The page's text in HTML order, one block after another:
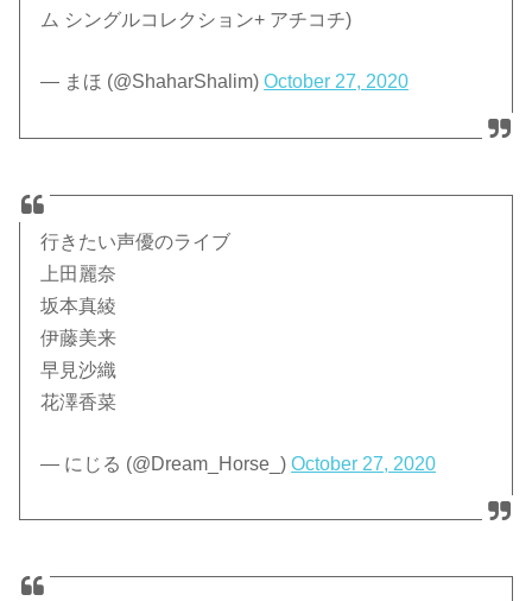
ム シングルコレクション+ アチコチ)
— まほ (@ShaharShalim)October 27, 2020
行きたい声優のライブ
上田麗奈
坂本真綾
伊藤美来
早見沙織
花澤香菜
— にじる (@Dream_Horse_)October 27, 2020